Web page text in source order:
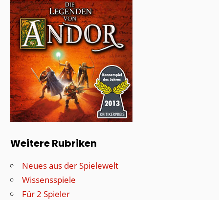
Weitere Rubriken
Neues aus der Spielewelt
Wissensspiele
Für 2 Spieler